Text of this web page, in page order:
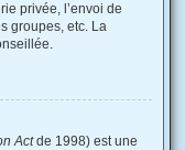
privée, l’envoi de
groupes, etc. La
Actde 1998) est une